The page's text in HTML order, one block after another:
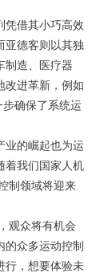
借其小巧高效
亚德客则以其独
制造、医疗器
改进革新，例如
确保了系统运
的崛起也为运
着我们国家人机
制领域将迎来
观众将有机会
的众多运动控制
行，想要体验未